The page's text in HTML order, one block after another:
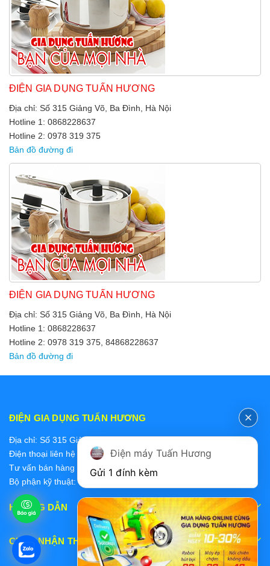
ĐIỆN GIA DỤNG TUẤN HƯƠNG
Địa chỉ: Số 315 Giảng Võ, Ba Đình, Hà Nội
Hotline 1: 0868228637
Hotline 2: 0978 319 375
Bản đồ đường đi
ĐIỆN GIA DỤNG TUẤN HƯƠNG
Địa chỉ: Số 315 Giảng Võ, Ba Đình, Hà Nội
Hotline 1: 0868228637
Hotline 2: 0978 319 375, 84868228637
Bản đồ đường đi
ĐIỆN GIA DỤNG TUẤN HƯƠNG
Địa chỉ: Số 315 Giảng Võ, Ba Đình, Hà Nội
Điện thoại liên hệ các bộ phận:
Tư vấn bán hàng 2: 0868228637
Bộ phận kỹ thuật: 0978 319 375
HƯỚNG DẪN
CHẤP NHẬN THANH TOÁN
Điện máy Tuấn Hương
Gửi 1 đính kèm